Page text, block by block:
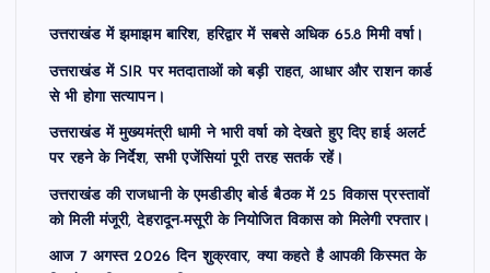
उत्तराखंड में झमाझम बारिश, हरिद्वार में सबसे अधिक 65.8 मिमी वर्षा।
उत्तराखंड में SIR पर मतदाताओं को बड़ी राहत, आधार और राशन कार्ड
से भी होगा सत्यापन।
उत्तराखंड में मुख्यमंत्री धामी ने भारी वर्षा को देखते हुए दिए हाई अलर्ट
पर रहने के निर्देश, सभी एजेंसियां पूरी तरह सतर्क रहें।
उत्तराखंड की राजधानी के एमडीडीए बोर्ड बैठक में 25 विकास प्रस्तावों
को मिली मंजूरी, देहरादून-मसूरी के नियोजित विकास को मिलेगी रफ्तार।
आज 7 अगस्त 2026 दिन शुक्रवार, क्या कहते है आपकी किस्मत के